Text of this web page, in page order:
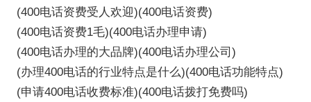
(400电话资费受人欢迎)(400电话资费)
(400电话资费1毛)(400电话办理申请)
(400电话办理的大品牌)(400电话办理公司)
(办理400电话的行业特点是什么)(400电话功能特点)
(申请400电话收费标准)(400电话拨打免费吗)